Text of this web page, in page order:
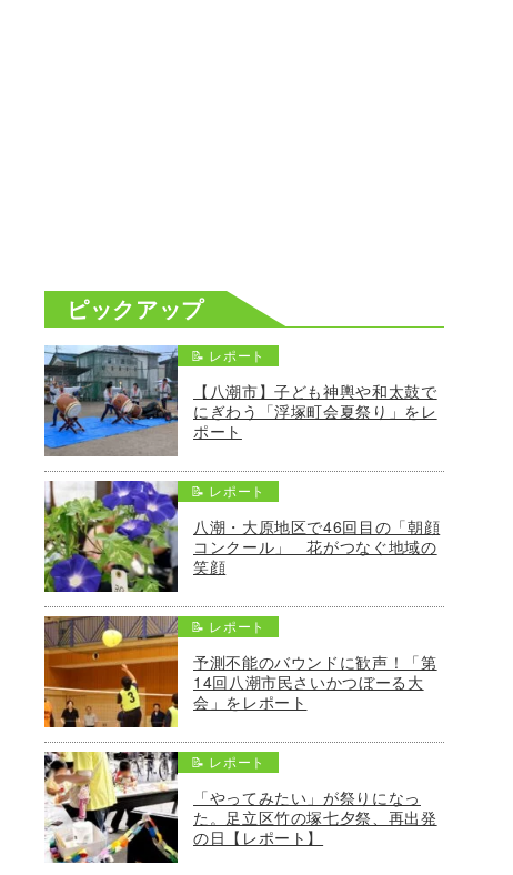
ピックアップ
📝 レポート
【八潮市】子ども神輿や和太鼓で
にぎわう「浮塚町会夏祭り」をレ
ポート
📝 レポート
八潮・大原地区で46回目の「朝顔
コンクール」 花がつなぐ地域の
笑顔
📝 レポート
予測不能のバウンドに歓声！「第
14回八潮市民さいかつぼーる大
会」をレポート
📝 レポート
「やってみたい」が祭りになっ
た。足立区竹の塚七夕祭、再出発
の日【レポート】